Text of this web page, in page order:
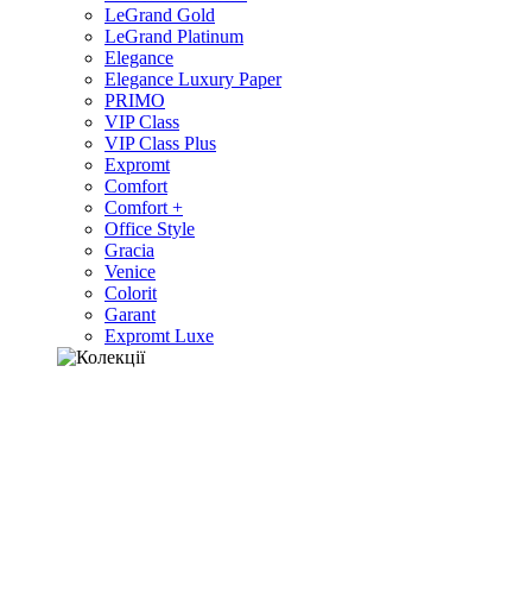
LeGrand Gold
LeGrand Platinum
Elegance
Elegance Luxury Paper
PRIMO
VIP Class
VIP Class Plus
Expromt
Comfort
Comfort +
Office Style
Gracia
Venice
Colorit
Garant
Expromt Luxe